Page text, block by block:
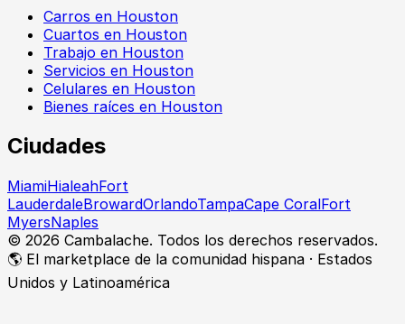
Carros en Houston
Cuartos en Houston
Trabajo en Houston
Servicios en Houston
Celulares en Houston
Bienes raíces en Houston
Ciudades
MiamiHialeahFort
LauderdaleBrowardOrlandoTampaCape CoralFort
MyersNaples
© 2026 Cambalache. Todos los derechos reservados.
🌎 El marketplace de la comunidad hispana · Estados
Unidos y Latinoamérica